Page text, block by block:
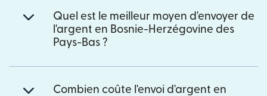
Quel est le meilleur moyen d'envoyer de
l'argent en Bosnie-Herzégovine des
Pays-Bas ?
Combien coûte l'envoi d'argent en